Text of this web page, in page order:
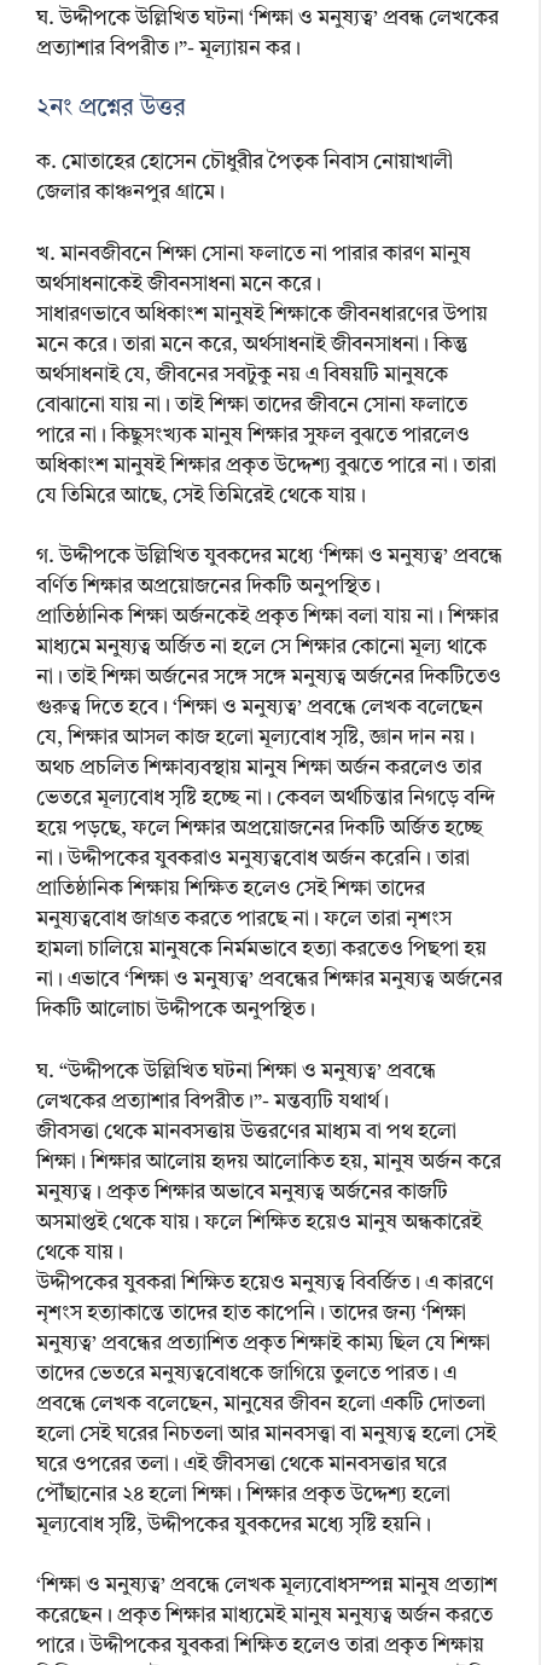
ঘ. উদ্দীপকে উল্লিখিত ঘটনা ‘শিক্ষা ও মনুষ্যত্ব’ প্রবন্ধ লেখকের
প্রত্যাশার বিপরীত।”- মূল্যায়ন কর।
২নং প্রশ্নের উত্তর
ক. মোতাহের হোসেন চৌধুরীর পৈতৃক নিবাস নোয়াখালী
জেলার কাঞ্চনপুর গ্রামে।
খ. মানবজীবনে শিক্ষা সোনা ফলাতে না পারার কারণ মানুষ
অর্থসাধনাকেই জীবনসাধনা মনে করে।
সাধারণভাবে অধিকাংশ মানুষই শিক্ষাকে জীবনধারণের উপায়
মনে করে। তারা মনে করে, অর্থসাধনাই জীবনসাধনা। কিন্তু
অর্থসাধনাই যে, জীবনের সবটুকু নয় এ বিষয়টি মানুষকে
বোঝানো যায় না। তাই শিক্ষা তাদের জীবনে সোনা ফলাতে
পারে না। কিছুসংখ্যক মানুষ শিক্ষার সুফল বুঝতে পারলেও
অধিকাংশ মানুষই শিক্ষার প্রকৃত উদ্দেশ্য বুঝতে পারে না। তারা
যে তিমিরে আছে, সেই তিমিরেই থেকে যায়।
গ. উদ্দীপকে উল্লিখিত যুবকদের মধ্যে ‘শিক্ষা ও মনুষ্যত্ব’ প্রবন্ধে
বর্ণিত শিক্ষার অপ্রয়োজনের দিকটি অনুপস্থিত।
প্রাতিষ্ঠানিক শিক্ষা অর্জনকেই প্রকৃত শিক্ষা বলা যায় না। শিক্ষার
মাধ্যমে মনুষ্যত্ব অর্জিত না হলে সে শিক্ষার কোনো মূল্য থাকে
না। তাই শিক্ষা অর্জনের সঙ্গে সঙ্গে মনুষ্যত্ব অর্জনের দিকটিতেও
গুরুত্ব দিতে হবে। ‘শিক্ষা ও মনুষ্যত্ব’ প্রবন্ধে লেখক বলেছেন
যে, শিক্ষার আসল কাজ হলো মূল্যবোধ সৃষ্টি, জ্ঞান দান নয়।
অথচ প্রচলিত শিক্ষাব্যবস্থায় মানুষ শিক্ষা অর্জন করলেও তার
ভেতরে মূল্যবোধ সৃষ্টি হচ্ছে না। কেবল অর্থচিন্তার নিগড়ে বন্দি
হয়ে পড়ছে, ফলে শিক্ষার অপ্রয়োজনের দিকটি অর্জিত হচ্ছে
না। উদ্দীপকের যুবকরাও মনুষ্যত্ববোধ অর্জন করেনি। তারা
প্রাতিষ্ঠানিক শিক্ষায় শিক্ষিত হলেও সেই শিক্ষা তাদের
মনুষ্যত্ববোধ জাগ্রত করতে পারছে না। ফলে তারা নৃশংস
হামলা চালিয়ে মানুষকে নির্মমভাবে হত্যা করতেও পিছপা হয়
না। এভাবে ‘শিক্ষা ও মনুষ্যত্ব’ প্রবন্ধের শিক্ষার মনুষ্যত্ব অর্জনের
দিকটি আলোচা উদ্দীপকে অনুপস্থিত।
ঘ. “উদ্দীপকে উল্লিখিত ঘটনা শিক্ষা ও মনুষ্যত্ব’ প্রবন্ধে
লেখকের প্রত্যাশার বিপরীত।”- মন্তব্যটি যথার্থ।
জীবসত্তা থেকে মানবসত্তায় উত্তরণের মাধ্যম বা পথ হলো
শিক্ষা। শিক্ষার আলোয় হৃদয় আলোকিত হয়, মানুষ অর্জন করে
মনুষ্যত্ব। প্রকৃত শিক্ষার অভাবে মনুষ্যত্ব অর্জনের কাজটি
অসমাপ্তই থেকে যায়। ফলে শিক্ষিত হয়েও মানুষ অন্ধকারেই
থেকে যায়।
উদ্দীপকের যুবকরা শিক্ষিত হয়েও মনুষ্যত্ব বিবর্জিত। এ কারণে
নৃশংস হত্যাকান্তে তাদের হাত কাপেনি। তাদের জন্য ‘শিক্ষা
মনুষ্যত্ব’ প্রবন্ধের প্রত্যাশিত প্রকৃত শিক্ষাই কাম্য ছিল যে শিক্ষা
তাদের ভেতরে মনুষ্যত্ববোধকে জাগিয়ে তুলতে পারত। এ
প্রবন্ধে লেখক বলেছেন, মানুষের জীবন হলো একটি দোতলা
হলো সেই ঘরের নিচতলা আর মানবসত্ত্বা বা মনুষ্যত্ব হলো সেই
ঘরে ওপরের তলা। এই জীবসত্তা থেকে মানবসত্তার ঘরে
পৌঁছানোর ২৪ হলো শিক্ষা। শিক্ষার প্রকৃত উদ্দেশ্য হলো
মূল্যবোধ সৃষ্টি, উদ্দীপকের যুবকদের মধ্যে সৃষ্টি হয়নি।
‘শিক্ষা ও মনুষ্যত্ব’ প্রবন্ধে লেখক মূল্যবোধসম্পন্ন মানুষ প্রত্যাশ
করেছেন। প্রকৃত শিক্ষার মাধ্যমেই মানুষ মনুষ্যত্ব অর্জন করতে
পারে। উদ্দীপকের যুবকরা শিক্ষিত হলেও তারা প্রকৃত শিক্ষায়